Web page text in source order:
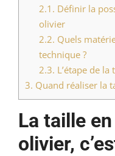
2.1. Définir la
olivier
2.2. Quels
technique ?
2.3. L’étape de
3. Quand réaliser la
La taille
olivier,